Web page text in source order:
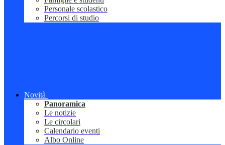
Personale scolastico
Percorsi di studio
Novità
Panoramica
Le notizie
Le circolari
Calendario eventi
Albo Online